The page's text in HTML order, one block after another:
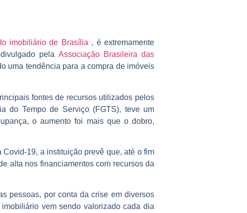
imobiliário de Brasília , é extremamente
divulgado pelaAssociação Brasileira das
uma tendência para a compra de imóveis
fontes de recursos utilizados pelos
do Tempo de Serviço (FGTS), teve um
o aumento foi mais que o dobro,
19, a instituição prevê que, até o fim
alta nos financiamentos com recursos da
pessoas, por conta da crise em diversos
vem sendo valorizado cada dia